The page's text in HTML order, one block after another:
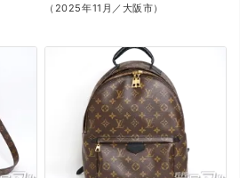
（2025年11月／大阪市）